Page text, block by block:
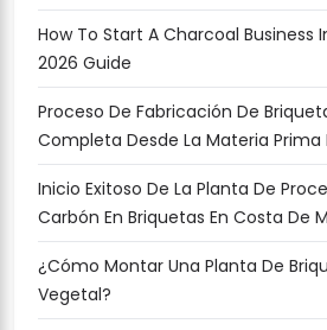
How To Start A Charcoal Business
2026 Guide
Proceso De Fabricación De
Completa Desde La Materia Prima
Inicio Exitoso De La Planta De
Carbón En Briquetas En Costa De
¿Cómo Montar Una Planta De
Vegetal?